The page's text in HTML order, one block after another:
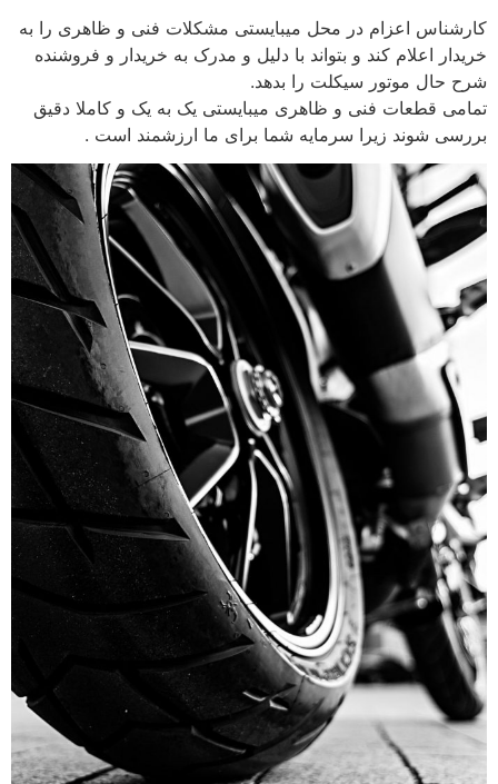
کارشناس اعزام در محل میبایستی مشکلات فنی و ظاهری را به
خریدار اعلام کند و بتواند با دلیل و مدرک به خریدار و فروشنده
شرح حال موتور سیکلت را بدهد.
تمامی قطعات فنی و ظاهری میبایستی یک به یک و کاملا دقیق
بررسی شوند زیرا سرمایه شما برای ما ارزشمند است .